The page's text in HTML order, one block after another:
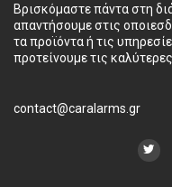
Βρισκόμαστε πάντα στη
απαντήσουμε στις
τα προϊόντα ή τις
προτείνουμε τις
contact@caralarms.gr